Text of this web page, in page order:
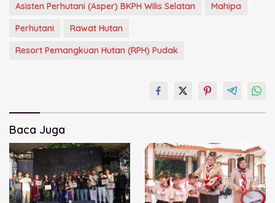
Asisten Perhutani (Asper) BKPH Wilis Selatan
Mahipa
Perhutani
Rawat Hutan
Resort Pemangkuan Hutan (RPH) Pudak
Baca Juga